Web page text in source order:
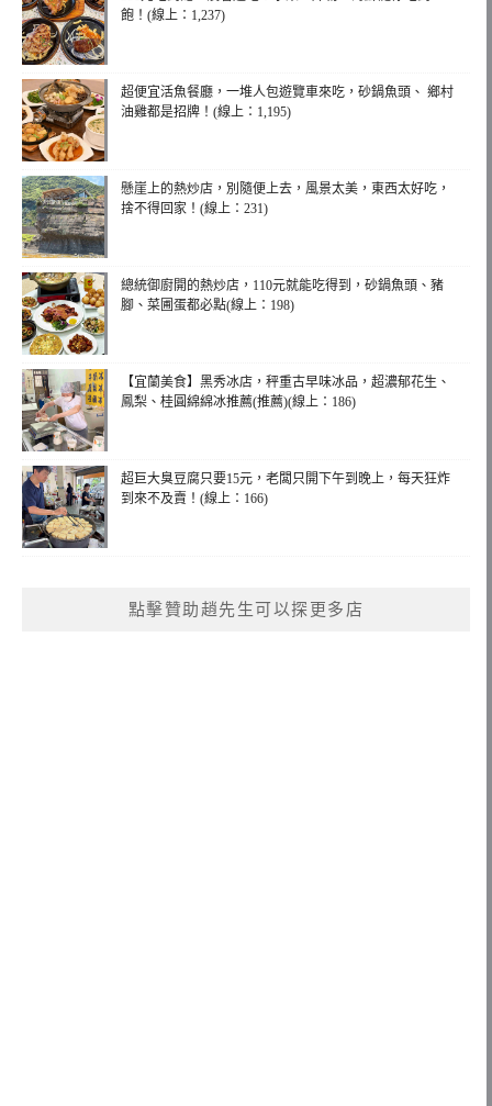
飽！(線上：1,237)
超便宜活魚餐廳，一堆人包遊覽車來吃，砂鍋魚頭、 鄉村
油雞都是招牌！(線上：1,195)
懸崖上的熱炒店，別隨便上去，風景太美，東西太好吃，
捨不得回家！(線上：231)
總統御廚開的熱炒店，110元就能吃得到，砂鍋魚頭、豬
腳、菜圃蛋都必點(線上：198)
【宜蘭美食】黑秀冰店，秤重古早味冰品，超濃郁花生、
鳳梨、桂圓綿綿冰推薦(推薦)(線上：186)
超巨大臭豆腐只要15元，老闆只開下午到晚上，每天狂炸
到來不及賣！(線上：166)
點擊贊助趙先生可以探更多店